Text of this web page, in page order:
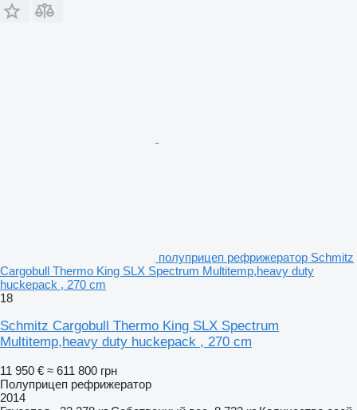
полуприцеп рефрижератор Schmitz
Cargobull Thermo King SLX Spectrum Multitemp,heavy duty
huckepack , 270 cm
18
Schmitz Cargobull Thermo King SLX Spectrum
Multitemp,heavy duty huckepack , 270 cm
11 950 € ≈ 611 800 грн
Полуприцеп рефрижератор
2014